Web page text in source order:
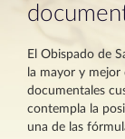
El Obispado de
la mayor y
documentales
contempla la
una de las